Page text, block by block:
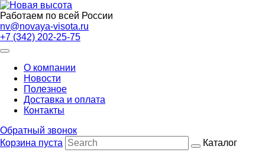
Работаем по всей России
nv@novaya-visota.ru
+7 (342) 202-25-75
О компании
Новости
Полезное
Доставка и оплата
Контакты
Обратный звонок
Корзина пуста
Каталог